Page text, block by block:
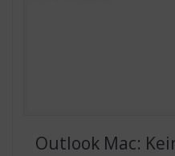
Outlook Mac: